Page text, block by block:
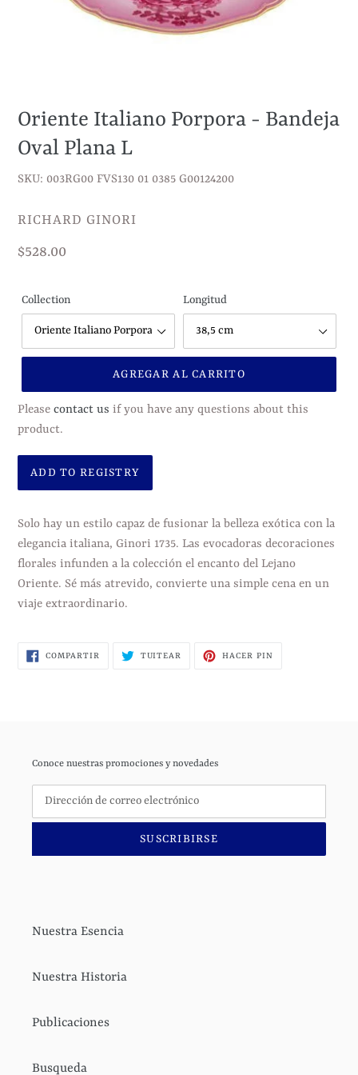
Oriente Italiano Porpora - Bandeja
Oval Plana L
SKU: 003RG00 FVS130 01 0385 G00124200
VENDEDOR
RICHARD GINORI
Precio
$528.00
Collection Longitud
AGREGAR AL CARRITO
Please contact us if you have any questions about this
product.
el
producto
a
tu
carrito
Solo hay un estilo capaz de fusionar la belleza exótica con la
elegancia italiana, Ginori 1735. Las evocadoras decoraciones
florales infunden a la colección el encanto del Lejano
Oriente. Sé más atrevido, convierte una simple cena en un
viaje extraordinario.
COMPARTIR COMPARTIRTUITEAR TUITEARHACER PINPINEAR
Conoce nuestras promociones y novedades
SUSCRIBIRSE
Nuestra Esencia
Nuestra Historia
Publicaciones
Busqueda